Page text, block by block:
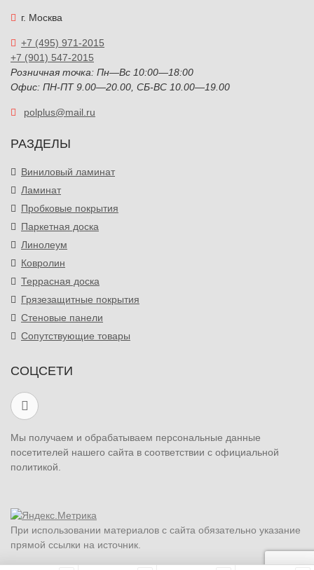
г. Москва
+7 (495) 971-2015
+7 (901) 547-2015
Розничная точка: Пн—Вс 10:00—18:00
Офис: ПН-ПТ 9.00—20.00, СБ-ВС 10.00—19.00
polplus@mail.ru
РАЗДЕЛЫ
Виниловый ламинат
Ламинат
Пробковые покрытия
Паркетная доска
Линолеум
Ковролин
Террасная доска
Грязезащитные покрытия
Стеновые панели
Сопутствующие товары
СОЦСЕТИ
Мы получаем и обрабатываем персональные данные
посетителей нашего сайта в соответствии с официальной
политикой.
При использовании материалов с сайта обязательно указание
прямой ссылки на источник.